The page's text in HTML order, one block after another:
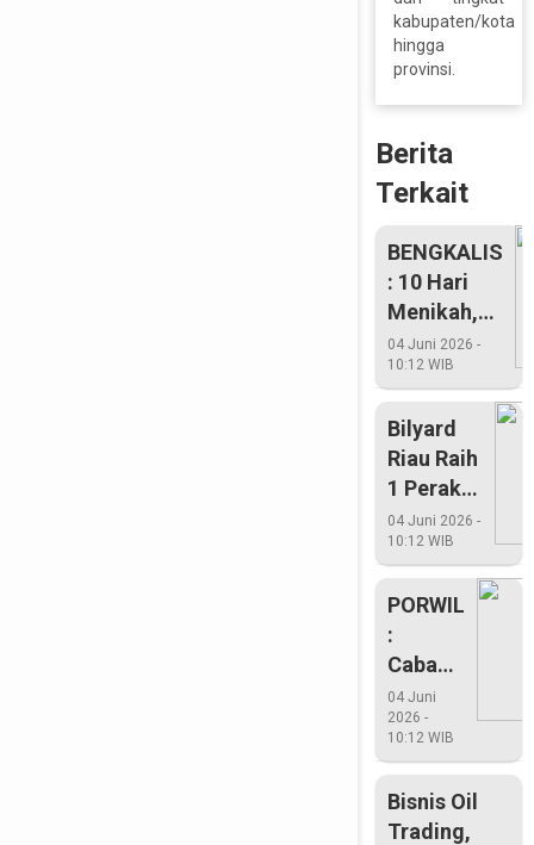
kabupaten/kota
hingga
provinsi.
Berita
Terkait
BENGKALIS
: 10 Hari
Menikah,
Suami
Menginap
04 Juni 2026 -
10:12 WIB
Bilyard
Riau Raih
1 Perak
Dan 2
Perunggu
04 Juni 2026 -
10:12 WIB
PORWIL
:
Cabang
Renang
Riau
Porwil
04 Juni
2026 -
10:12 WIB
Bisnis Oil
Trading,